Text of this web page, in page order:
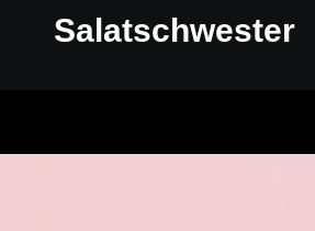
Salatschwester